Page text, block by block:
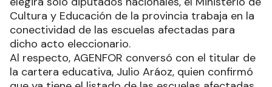
Cultura y Educación de la provincia trabaja en la
conectividad de las escuelas afectadas para
dicho acto eleccionario.
Al respecto, AGENFOR conversó con el titular de
la cartera educativa, Julio Aráoz, quien confirmó